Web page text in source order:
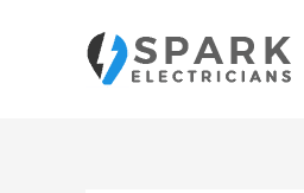
contenido